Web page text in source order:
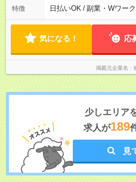
す。 必ず、2名以上での
す。
特徴 日払いOK / 副業・Wワー
気になる！ 応
掲載元企業名
少しエリア
求人が189
見